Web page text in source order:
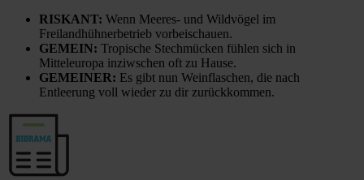
RISKANT: Wenn Meeres- und Wildvögel im
Freilandhühnerbetrieb vorbeischauen.
GEMEIN: Tropische Stechmücken fühlen sich in
Mitteleuropa inziwschen oft zu Hause.
GEMEINER: Es gibt nun Weinflaschen, die nach
Entleerung voll wieder zu dir zurückkommen.